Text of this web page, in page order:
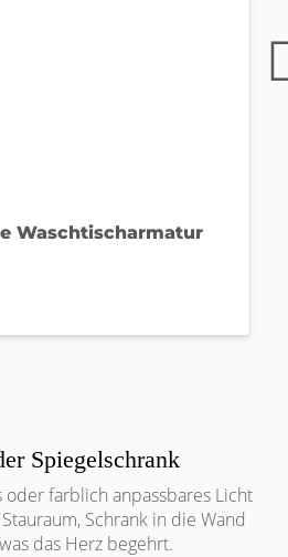
Waschtischarmatur
Spiegelschrank
oder farblich anpassbares Licht
Schrank in die Wand
das Herz begehrt.